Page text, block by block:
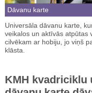
Dāvanu karte
Universāla dāvanu karte,
veikalos un aktīvās atpūtas
cilvēkam ar hobiju, jo viņš
klāsta.
KMH kvadriciklu